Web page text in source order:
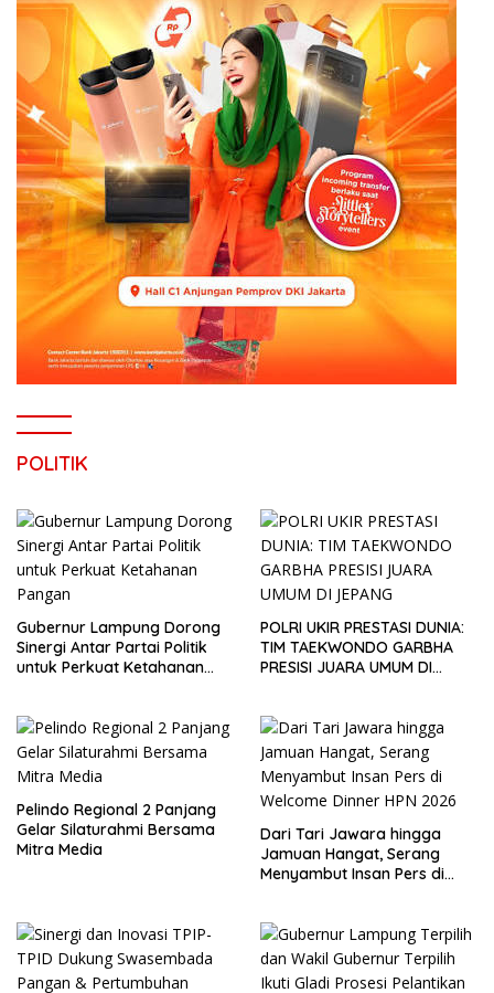
POLITIK
Gubernur Lampung Dorong
Sinergi Antar Partai Politik
untuk Perkuat Ketahanan
POLRI UKIR PRESTASI DUNIA:
TIM TAEKWONDO GARBHA
PRESISI JUARA UMUM DI
Pelindo Regional 2 Panjang
Gelar Silaturahmi Bersama
Mitra Media
Dari Tari Jawara hingga
Jamuan Hangat, Serang
Menyambut Insan Pers di